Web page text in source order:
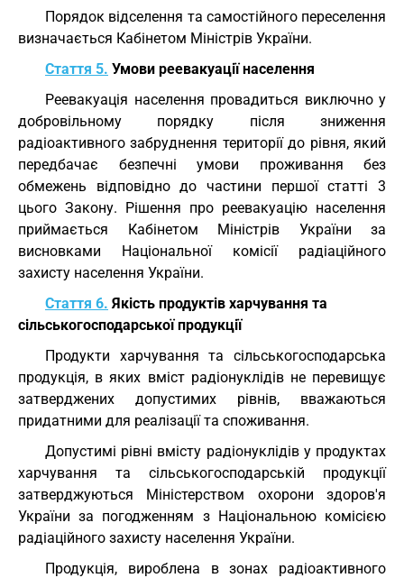
Порядок відселення та самостійного переселення
визначається Кабінетом Міністрів України.
Стаття 5. Умови реевакуації населення
Реевакуація населення провадиться виключно у
добровільному порядку після зниження
радіоактивного забруднення території до рівня, який
передбачає безпечні умови проживання без
обмежень відповідно до частини першої статті 3
цього Закону. Рішення про реевакуацію населення
приймається Кабінетом Міністрів України за
висновками Національної комісії радіаційного
захисту населення України.
Стаття 6. Якість продуктів харчування та
сільськогосподарської продукції
Продукти харчування та сільськогосподарська
продукція, в яких вміст радіонуклідів не перевищує
затверджених допустимих рівнів, вважаються
придатними для реалізації та споживання.
Допустимі рівні вмісту радіонуклідів у продуктах
харчування та сільськогосподарській продукції
затверджуються Міністерством охорони здоров'я
України за погодженням з Національною комісією
радіаційного захисту населення України.
Продукція, вироблена в зонах радіоактивного